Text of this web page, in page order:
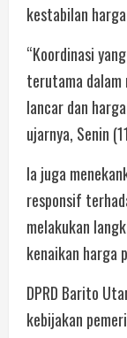
kestabilan
“Koordinasi
terutama
lancar dan
ujarnya, Senin
Ia juga
responsif
melakukan
kenaikan harga
DPRD Barito
kebijakan